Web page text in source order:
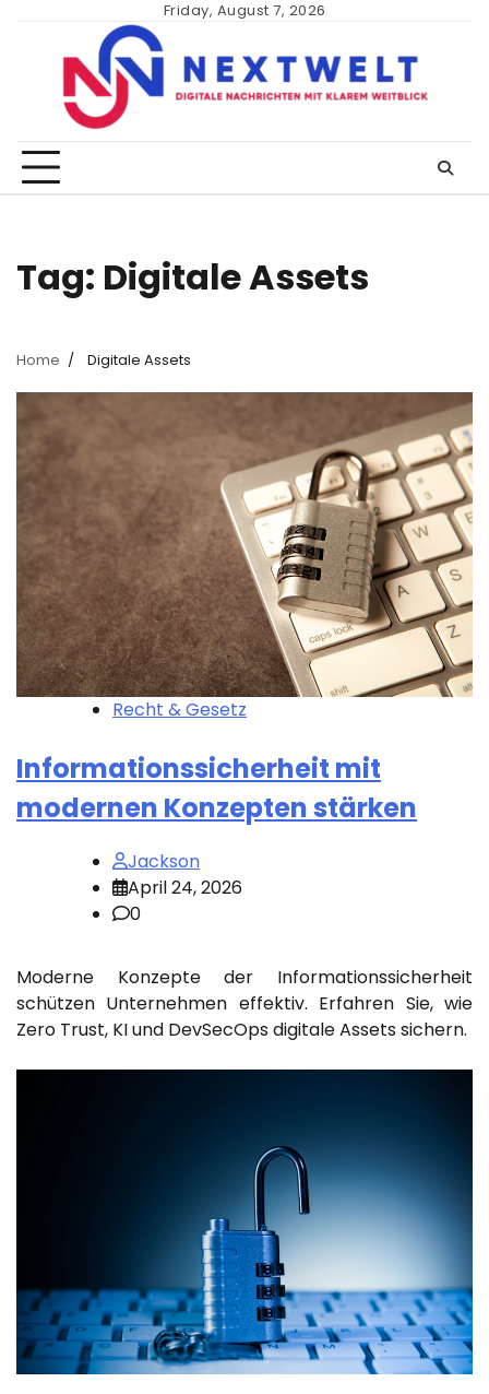
content
Friday, August 7, 2026
Tag: Digitale Assets
Home Digitale Assets
Recht & Gesetz
Informationssicherheit mit
modernen Konzepten stärken
Jackson
April 24, 2026
0
Moderne Konzepte der Informationssicherheit
schützen Unternehmen effektiv. Erfahren Sie, wie
Zero Trust, KI und DevSecOps digitale Assets sichern.